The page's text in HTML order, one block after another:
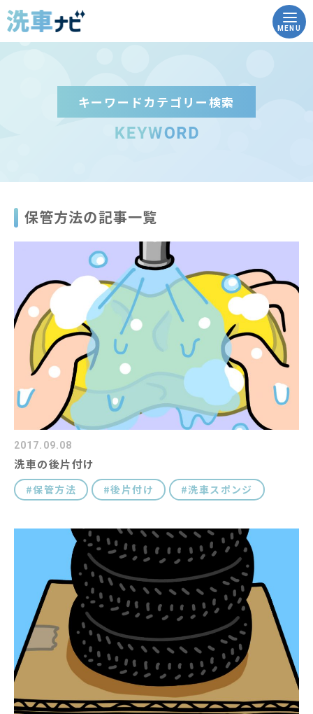
MENU
トップ
洗車の豆知識
実践！how to洗車
こんな時どうする？Q&A
コイン洗車場を調べる
コラム
キャラクター紹介
#キーワード
キーワードカテゴリー検索
保管方法の記事一覧
2017.09.08
洗車の後片付け
保管方法 後片付け 洗車スポンジ